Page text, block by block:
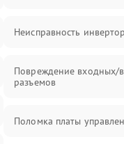
Неисправность
Повреждение входных/
разъемов
Поломка платы